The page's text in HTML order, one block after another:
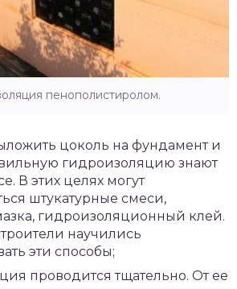
пенополистиролом.
цоколь на фундамент и
гидроизоляцию знают
В этих целях могут
штукатурные смеси,
гидроизоляционный клей.
научились
эти способы;
проводится тщательно. От ее